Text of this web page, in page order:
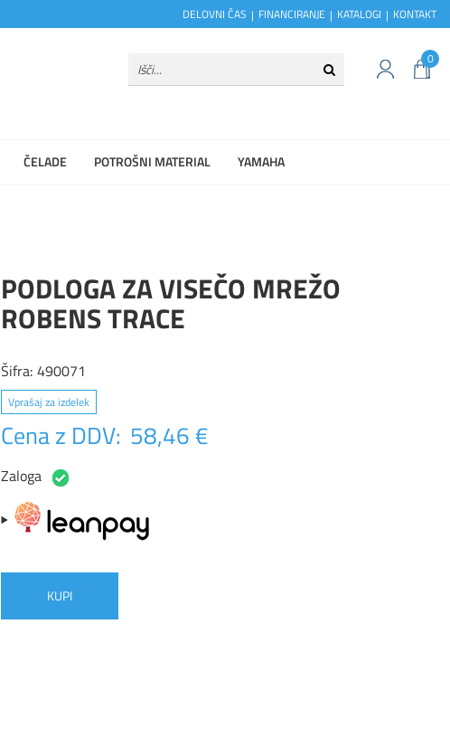
DELOVNI ČAS FINANCIRANJE KATALOGI KONTAKT
0
ČELADE POTROŠNI MATERIAL YAMAHA
PODLOGA ZA VISEČO MREŽO
ROBENS TRACE
Šifra: 490071
Vprašaj za izdelek
Cena z DDV: 58,46 €
Zaloga
KUPI